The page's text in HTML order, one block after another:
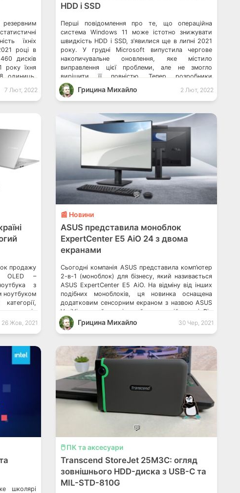
резервним
їхніх
році в
дисків
року їхня
одиниць,
дисків.
порівняти
7 Лют, 2022
HDD і SSD
Перші повідомлення про те, що операційна
система Windows 11 може істотно знижувати
швидкість HDD і SSD, з’явилися ще в липні 2021
року. У грудні Microsoft випустила чергове
накопичувальне оновлення, яке містило
виправлення цієї проблеми, але не змогло
вирішити її повністю. Тепер розробники
випустили ще один патч для повного
виправлення проблеми, пов’язаної з
уповільненням роботи накопичувачів […]
Грицина Михайло 2 Лют, 2022
продажу
OLED –
з
ноутбуком
компанія
Україні
Окрім
26 Жов, 2021
💬
📰 Новини
ASUS представила моноблок
ExpertCenter E5 AiO 24 з двома
екранами
Сьогодні компанія ASUS представила комп’ютер
2-в-1 (моноблок) для бізнесу, який називається
ASUS ExpertCenter E5 AiO. На відміну від інших
подібних моноблоків, ця новинка оснащена
додатковим сенсорним екраном з назвою ASUS
VeriView, який розміщений на тиловій панелі. Він
призначений швидкої та простої взаємодії двох
людей, які сидять за одним столом по різні
Грицина Михайло 30 Чер, 2021
школярі
💬
🖱️ ПК та аксесуари
Transcend StoreJet 25M3C: огляд
зовнішнього HDD-диска з USB-C та
MIL-STD-810G